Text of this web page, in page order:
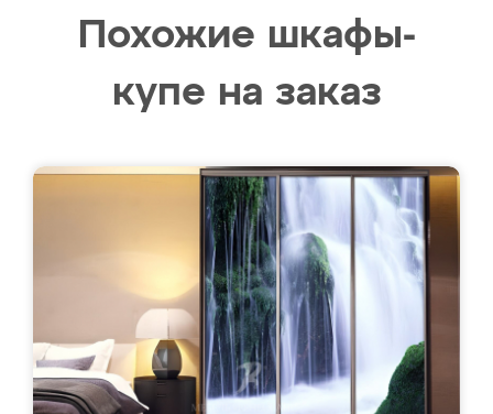
Похожие шкафы-
купе на заказ